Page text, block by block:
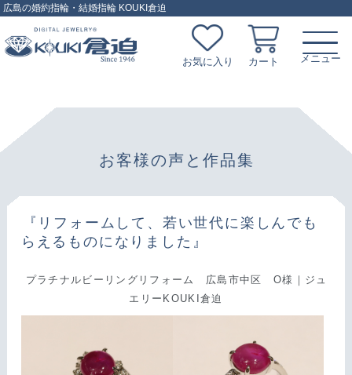
広島の婚約指輪・結婚指輪 KOUKI倉迫
お気に入り カート
お客様の声と作品集
『リフォームして、若い世代に楽しんでも
らえるものになりました』
プラチナルビーリングリフォーム 広島市中区 O様｜ジュ
エリーKOUKI倉迫